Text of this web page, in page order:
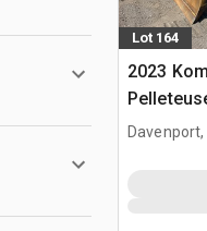
Lot 164
2023
Davenport,